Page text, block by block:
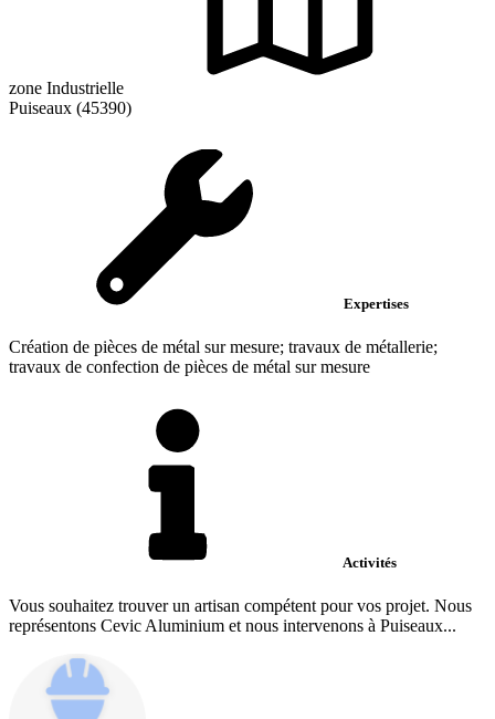
zone Industrielle
Puiseaux (45390)
Expertises
Création de pièces de métal sur mesure; travaux de métallerie;
travaux de confection de pièces de métal sur mesure
Activités
Vous souhaitez trouver un artisan compétent pour vos projet. Nous
représentons Cevic Aluminium et nous intervenons à Puiseaux...